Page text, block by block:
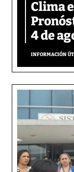
Clima
4 de
INFORMACIÓN